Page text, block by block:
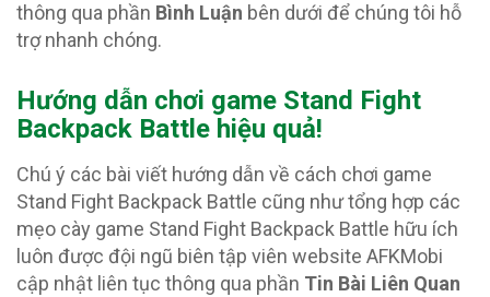
thông qua phần Bình Luận bên dưới để chúng tôi hỗ
trợ nhanh chóng.
Hướng dẫn chơi game Stand Fight
Backpack Battle hiệu quả!
Chú ý các bài viết hướng dẫn về cách chơi game
Stand Fight Backpack Battle cũng như tổng hợp các
mẹo cày game Stand Fight Backpack Battle hữu ích
luôn được đội ngũ biên tập viên website AFKMobi
cập nhật liên tục thông qua phần Tin Bài Liên Quan